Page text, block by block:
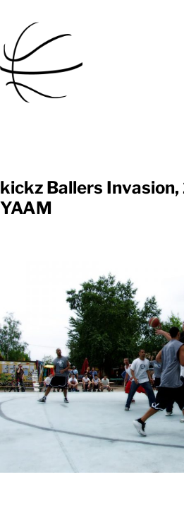
Inhalt
wechseln
kickz Ballers
YAAM